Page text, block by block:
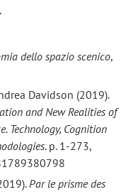
dello spazio scenico,
Davidson (2019).
and New Realities of
Technology, Cognition
. p. 1-273,
Par le prisme des